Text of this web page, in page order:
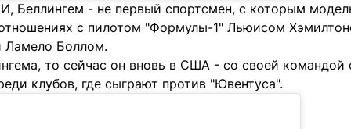
Беллингем - не первый спортсмен, с которым
с пилотом "Формулы-1" Льюисом
Ламело Боллом.
то сейчас он вновь в США - со своей
клубов, где сыграют против "Ювентуса".